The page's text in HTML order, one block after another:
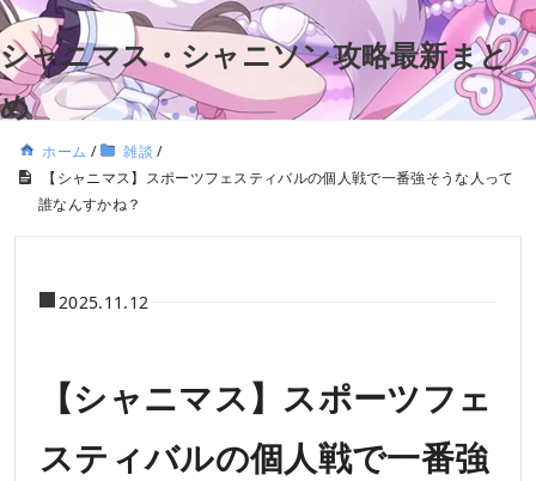
シャニマス・シャニソン攻略最新まと
め
ホーム / 雑談 /
【シャニマス】スポーツフェスティバルの個人戦で一番強そうな人って
誰なんすかね？
2025.11.12
【シャニマス】スポーツフェ
スティバルの個人戦で一番強